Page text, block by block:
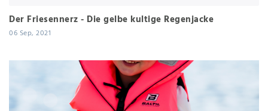
Der Friesennerz - Die gelbe kultige Regenjacke
06 Sep, 2021